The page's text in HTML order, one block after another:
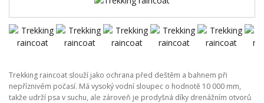
Trekking raincoat slouží jako ochrana před deštěm a bahnem při
nepříznivém počasí. Má vysoký vodní sloupec o hodnotě 10 000 mm,
takže udrží psa v suchu, ale zároveň je prodyšná díky drenážním otvorů